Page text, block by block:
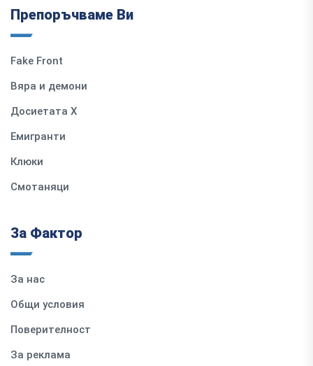
Препоръчваме Ви
Fake Front
Вяра и демони
Досиетата Х
Емигранти
Клюки
Смотаняци
За Фактор
За нас
Общи условия
Поверителност
За реклама